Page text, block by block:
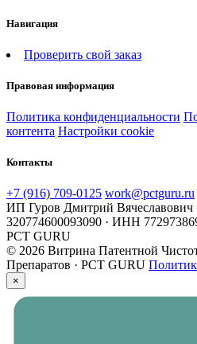
Навигация
Проверить свой заказ
Правовая информация
Политика конфиденциальности
контента Настройки cookie
Контакты
+7 (916) 709-0125 work@pctguru.ru
ИП Гуров Дмитрий
320774600093090 · ИНН
PCT GURU
© 2026 Витрина Патентной
Препаратов · PCT GURU
×